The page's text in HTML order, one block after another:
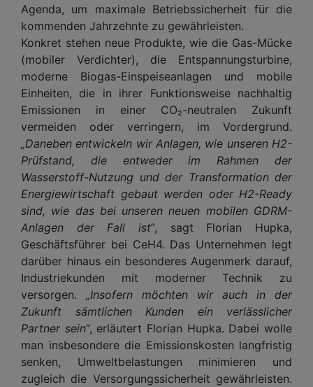
Agenda, um maximale Betriebssicherheit für die
kommenden Jahrzehnte zu gewährleisten.
Konkret stehen neue Produkte, wie die Gas-Mücke
(mobiler Verdichter), die Entspannungsturbine,
moderne Biogas-Einspeiseanlagen und mobile
Einheiten, die in ihrer Funktionsweise nachhaltig
Emissionen in einer CO₂-neutralen Zukunft
vermeiden oder verringern, im Vordergrund.
„Daneben entwickeln wir Anlagen, wie unseren H2-
Prüfstand, die entweder im Rahmen der
Wasserstoff-Nutzung und der Transformation der
Energiewirtschaft gebaut werden oder H2-Ready
sind, wie das bei unseren neuen mobilen GDRM-
Anlagen der Fall ist“, sagt Florian Hupka,
Geschäftsführer bei CeH4. Das Unternehmen legt
darüber hinaus ein besonderes Augenmerk darauf,
Industriekunden mit moderner Technik zu
versorgen. „Insofern möchten wir auch in der
Zukunft sämtlichen Kunden ein verlässlicher
Partner sein“, erläutert Florian Hupka. Dabei wolle
man insbesondere die Emissionskosten langfristig
senken, Umweltbelastungen minimieren und
zugleich die Versorgungssicherheit gewährleisten.